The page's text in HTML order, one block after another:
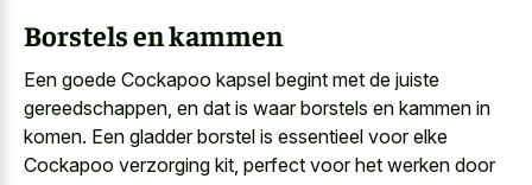
Borstels en kammen
Een goede Cockapoo kapsel begint met de juiste
gereedschappen, en dat is waar borstels en kammen in
komen. Een gladder borstel is essentieel voor elke
Cockapoo verzorging kit, perfect voor het werken door